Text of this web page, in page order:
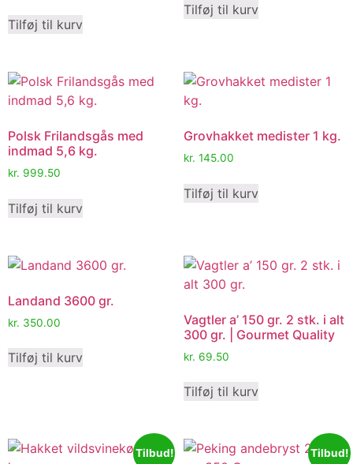
Tilføj til kurv
Tilføj til kurv
Polsk Frilandsgås med
indmad 5,6 kg.
kr. 999.50
Tilføj til kurv
Grovhakket medister 1 kg.
kr. 145.00
Tilføj til kurv
Landand 3600 gr.
kr. 350.00
Tilføj til kurv
Vagtler a’ 150 gr. 2 stk. i alt
300 gr. | Gourmet Quality
kr. 69.50
Tilføj til kurv
Tilbud! Tilbud!